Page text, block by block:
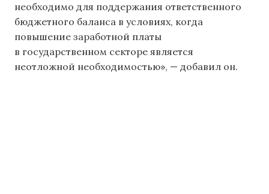
необходимо для поддержания ответственного
бюджетного баланса в условиях, когда
повышение заработной платы
в государственном секторе является
неотложной необходимостью», — добавил он.